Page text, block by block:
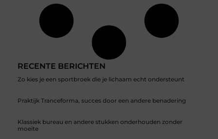
RECENTE BERICHTEN
Zo kies je een sportbroek die je lichaam echt ondersteunt
Praktijk Tranceforma, succes door een andere benadering
Klassiek bureau en andere stukken onderhouden zonder
moeite